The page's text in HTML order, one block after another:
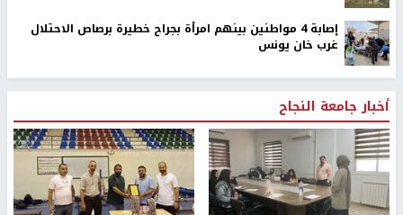
إصابة 4 مواطنين بينهم امرأة بجراح خطيرة برصاص الاحتلال
غرب خان يونس
أخبار جامعة النجاح